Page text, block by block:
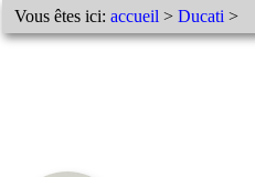
Vous êtes ici:accueil >Ducati >